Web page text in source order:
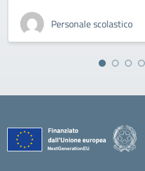
Personale scolastico